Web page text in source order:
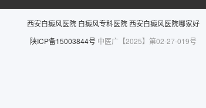
西安白癜风医院 白癜风专科医院西安白癜风医院哪家好
陕ICP备15003844号 中医广【2025】第02-27-019号